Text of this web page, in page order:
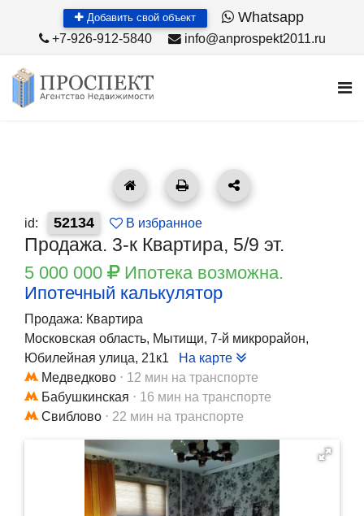
Добавить свой объект Whatsapp
+7-926-912-5840 info@anprospekt2011.ru
id: 52134 В избранное
Продажа. 3-к Квартира, 5/9 эт.
5 000 000
Ипотека возможна.
Ипотечный калькулятор
Продажа: Квартира
Московская область, Мытищи, 7-й микрорайон,
Юбилейная улица, 21к1
На карте
Медведково ⋅ 12 мин на транспорте
Бабушкинская ⋅ 16 мин на транспорте
Свиблово ⋅ 22 мин на транспорте